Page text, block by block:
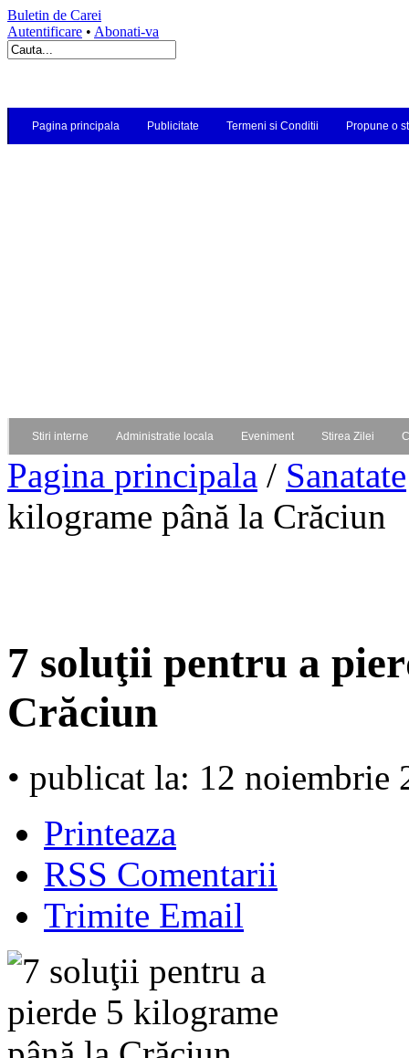
Buletin de Carei
Autentificare • Abonati-va
Pagina principala Publicitate Termeni si Conditii Propune o
Stiri interne Administratie locala Eveniment Stirea Zilei
Pagina principala / Sanatate
kilograme până la Crăciun
7 soluţii pentru a
Crăciun
• publicat la: 12 noiembrie
Printeaza
RSS Comentarii
Trimite Email